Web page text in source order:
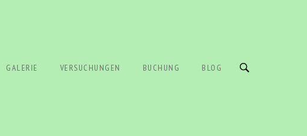
GALERIE VERSUCHUNGEN BUCHUNG BLOG